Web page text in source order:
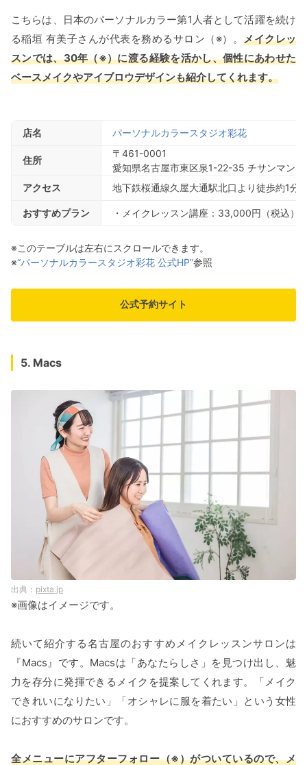
こちらは、日本のパーソナルカラー第1人者として活躍を続け
る稲垣 有美子さんが代表を務めるサロン（※）。メイクレッ
スンでは、30年（※）に渡る経験を活かし、個性にあわせた
ベースメイクやアイブロウデザインも紹介してくれます。
店名 パーソナルカラースタジオ彩花
住所
〒461-0001
愛知県名古屋市東区泉1-22-35 チサンマン
アクセス
地下鉄桜通線久屋大通駅北口より徒歩約1分
おすすめプラン ・メイクレッスン講座：33,000円（税込）
※このテーブルは左右にスクロールできます。
※“パーソナルカラースタジオ彩花 公式HP”参照
公式予約サイト
5. Macs
pixta.jp
※画像はイメージです。
続いて紹介する名古屋のおすすめメイクレッスンサロンは
『Macs』です。Macsは「あなたらしさ」を見つけ出し、魅
力を存分に発揮できるメイクを提案してくれます。「メイク
できれいになりたい」「オシャレに服を着たい」という女性
におすすめのサロンです。
全メニューにアフターフォロー（※）がついているので、メ